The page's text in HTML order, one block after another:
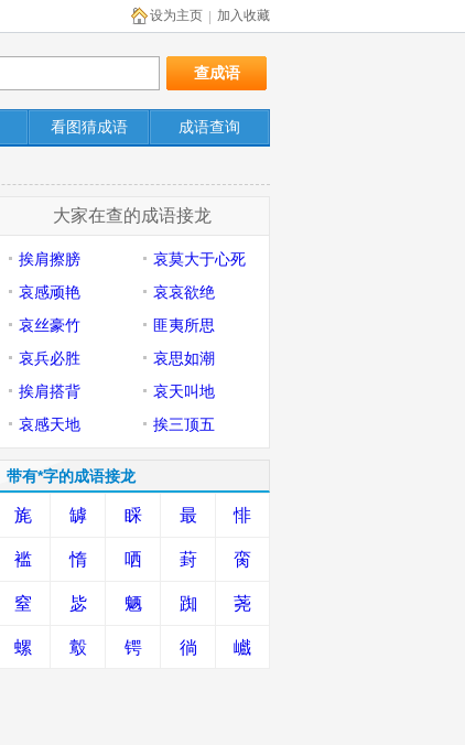
加入收藏
设为主页
看图猜成语 成语查询
大家在查的成语接龙
挨肩擦膀
哀莫大于心死
哀感顽艳
哀哀欲绝
哀丝豪竹
匪夷所思
哀兵必胜
哀思如潮
挨肩搭背
哀天叫地
哀感天地
挨三顶五
带有*字的成语接龙
旄 罅 睬 最 悱
褴 惰 哂 葑 脔
窒 毖 魉 踟 荛
螺 鷇 锷 徜 巇